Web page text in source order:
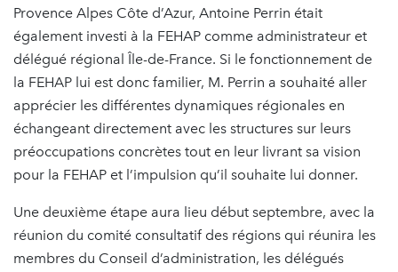
Provence Alpes Côte d’Azur, Antoine Perrin était
également investi à la FEHAP comme administrateur et
délégué régional Île-de-France. Si le fonctionnement de
la FEHAP lui est donc familier, M. Perrin a souhaité aller
apprécier les différentes dynamiques régionales en
échangeant directement avec les structures sur leurs
préoccupations concrètes tout en leur livrant sa vision
pour la FEHAP et l’impulsion qu’il souhaite lui donner.
Une deuxième étape aura lieu début septembre, avec la
réunion du comité consultatif des régions qui réunira les
membres du Conseil d’administration, les délégués